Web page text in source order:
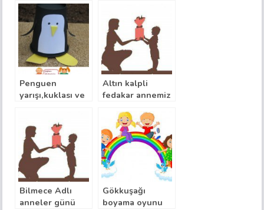
Penguen
yarışı,kuklası ve
Altın kalpli
fedakar annemiz
slayt
Bilmece Adlı
anneler günü
Gökkuşağı
boyama oyunu